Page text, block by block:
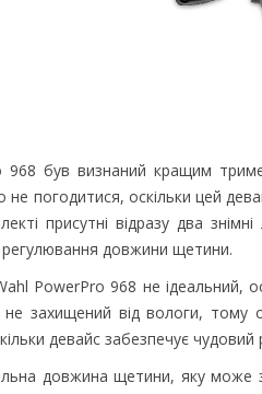
968 був визнаний кращим
погодитися, оскільки цей
присутні відразу два
довжини щетини.
PowerPro 968 не ідеальний,
не захищений від вологи,
девайс забезпечує чудовий
довжина щетини, яку